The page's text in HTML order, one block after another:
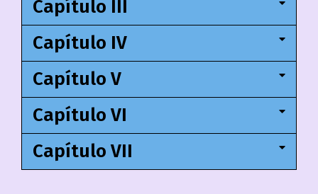
Capítulo III
Capítulo IV
Capítulo V
Capítulo VI
Capítulo VII